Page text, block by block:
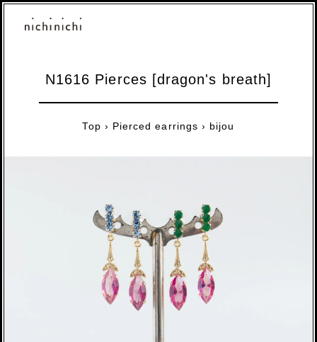
N1616 Pierces [dragon's breath]
Top › Pierced earrings › bijou